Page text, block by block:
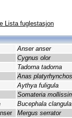
Lista fuglestasjon
Anser anser
Cygnus olor
Tadorna tadorna
Anas platyrhynchos
Aythya fuligula
Somateria
Bucephala clangula
Mergus serrator